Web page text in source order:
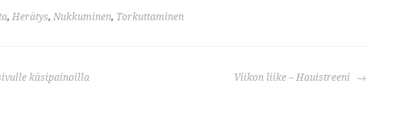
, Herätys, Nukkuminen, Torkuttaminen
käsipainoilla Viikon liike – Hauistreeni